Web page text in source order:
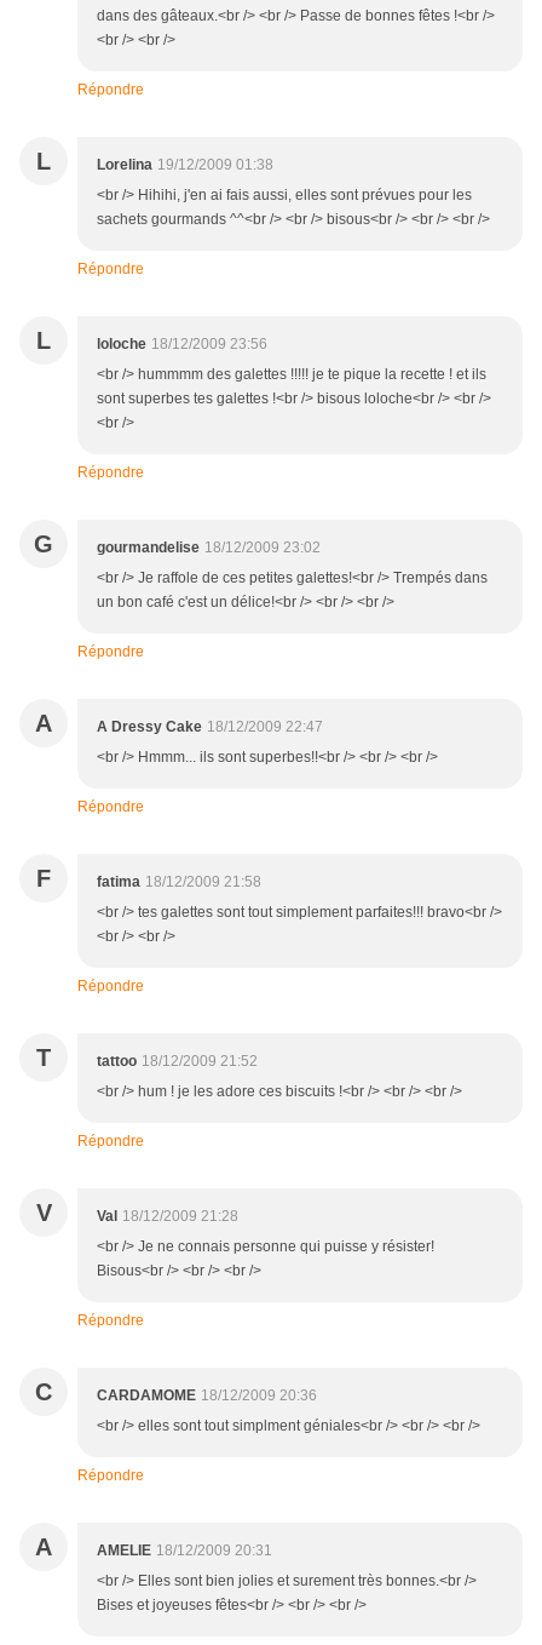
dans des gâteaux.<br /> <br /> Passe de bonnes fêtes !<br />
<br /> <br />
Répondre
L Lorelina 19/12/2009 01:38
<br /> Hihihi, j'en ai fais aussi, elles sont prévues pour les
sachets gourmands ^^<br /> <br /> bisous<br /> <br /> <br />
Répondre
L loloche 18/12/2009 23:56
<br /> hummmm des galettes !!!!! je te pique la recette ! et ils
sont superbes tes galettes !<br /> bisous loloche<br /> <br />
<br />
Répondre
G gourmandelise 18/12/2009 23:02
<br /> Je raffole de ces petites galettes!<br /> Trempés dans
un bon café c'est un délice!<br /> <br /> <br />
Répondre
A A Dressy Cake 18/12/2009 22:47
<br /> Hmmm... ils sont superbes!!<br /> <br /> <br />
Répondre
F fatima 18/12/2009 21:58
<br /> tes galettes sont tout simplement parfaites!!! bravo<br />
<br /> <br />
Répondre
T tattoo 18/12/2009 21:52
<br /> hum ! je les adore ces biscuits !<br /> <br /> <br />
Répondre
V Val 18/12/2009 21:28
<br /> Je ne connais personne qui puisse y résister!
Bisous<br /> <br /> <br />
Répondre
C CARDAMOME 18/12/2009 20:36
<br /> elles sont tout simplment géniales<br /> <br /> <br />
Répondre
A AMELIE 18/12/2009 20:31
<br /> Elles sont bien jolies et surement très bonnes.<br />
Bises et joyeuses fêtes<br /> <br /> <br />